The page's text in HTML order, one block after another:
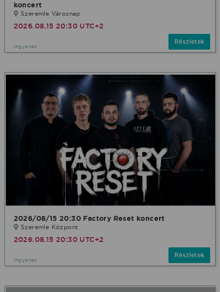
koncert
Szeremle Városnap
2026.08.15 20:30 UTC+2
Ingyenes
Részletek
2026/08/15 20:30 Factory Reset koncert
Szeremle Központ
2026.08.15 20:30 UTC+2
Ingyenes
Részletek